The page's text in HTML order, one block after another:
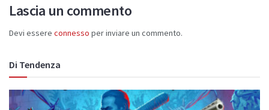
Lascia un commento
Devi essere connesso per inviare un commento.
Di Tendenza